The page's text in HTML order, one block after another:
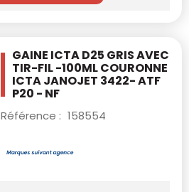
GAINE ICTA D25 GRIS AVEC
TIR-FIL -100MLCOURONNE
ICTA JANOJET 3422- ATF
P20 - NF
Référence : 158554